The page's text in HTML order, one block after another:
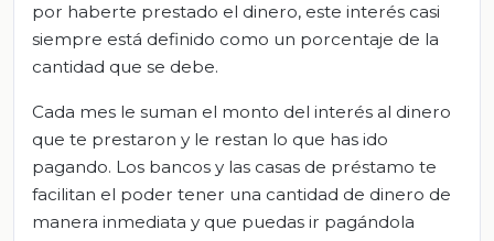
por haberte prestado el dinero, este interés casi
siempre está definido como un porcentaje de la
cantidad que se debe.
Cada mes le suman el monto del interés al dinero
que te prestaron y le restan lo que has ido
pagando. Los bancos y las casas de préstamo te
facilitan el poder tener una cantidad de dinero de
manera inmediata y que puedas ir pagándola